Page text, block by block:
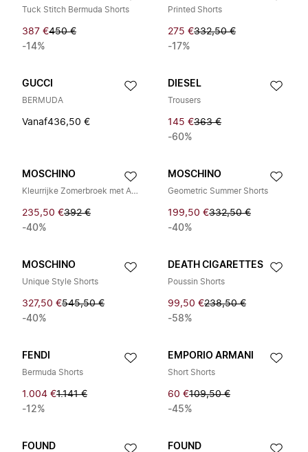
Tuck Stitch Bermuda Shorts
387 €450 €
-14%
Printed Shorts
275 €332,50 €
-17%
GUCCI
BERMUDA
Vanaf436,50 €
DIESEL
Trousers
145 €363 €
-60%
MOSCHINO
Kleurrijke Zomerbroek met Abstract Design
235,50 €392 €
-40%
MOSCHINO
Geometric Summer Shorts
199,50 €332,50 €
-40%
MOSCHINO
Unique Style Shorts
327,50 €545,50 €
-40%
DEATH CIGARETTES
Poussin Shorts
99,50 €238,50 €
-58%
FENDI
Bermuda Shorts
1.004 €1.141 €
-12%
EMPORIO ARMANI
Short Shorts
60 €109,50 €
-45%
FOUND FOUND